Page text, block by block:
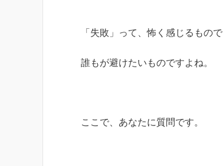
「失敗」って、怖く感じるもので
誰もが避けたいものですよね。
ここで、あなたに質問です。